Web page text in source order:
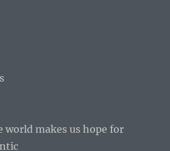
world makes us hope for